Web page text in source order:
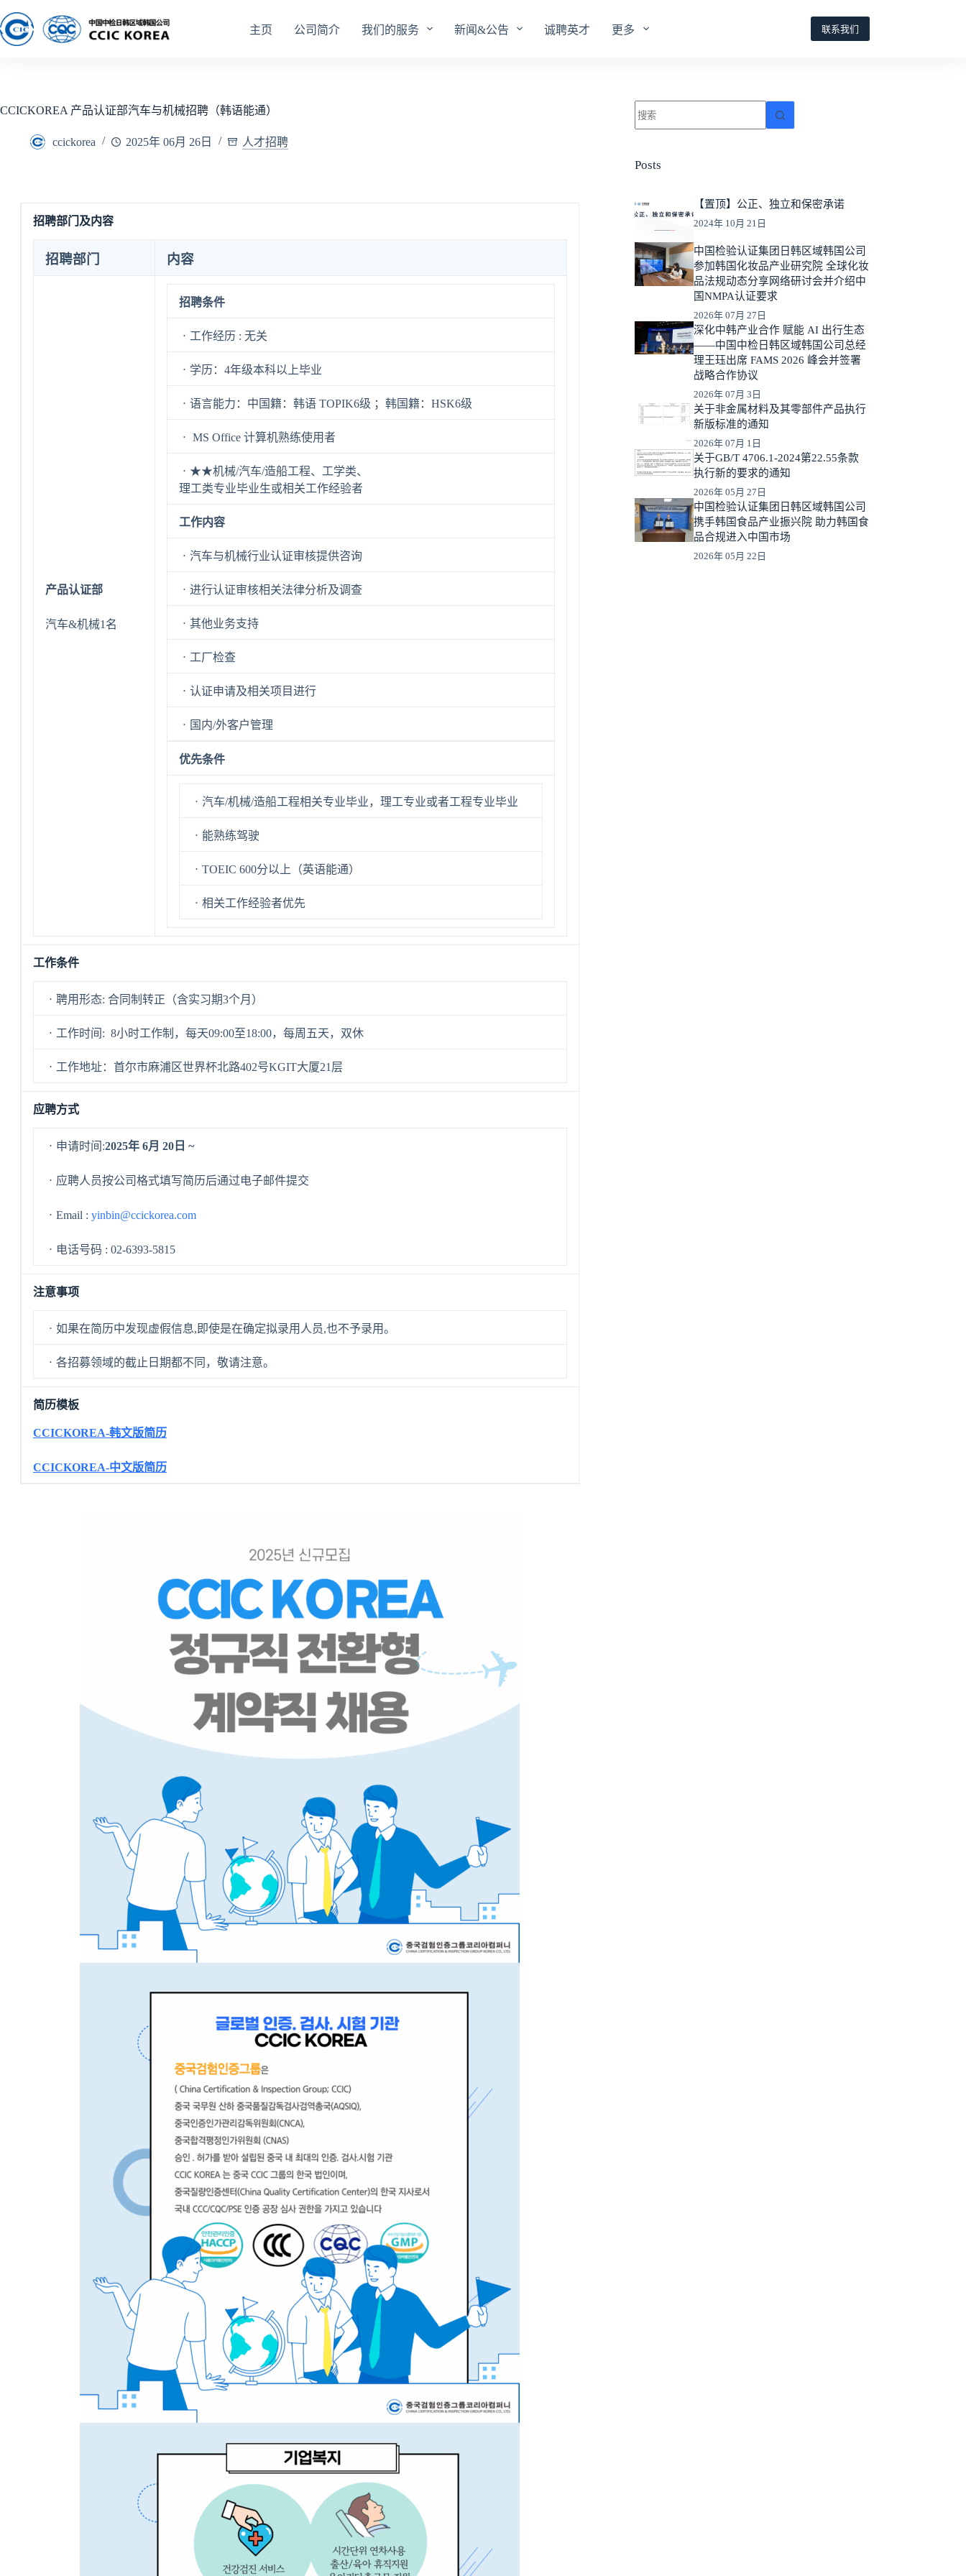
主页 公司简介 我们的服务 新闻&公告 诚聘英才 更多 联系我们
CCICKOREA 产品认证部汽车与机械招聘（韩语能通）
ccickorea 2025年 06月 26日 人才招聘
招聘部门及内容
招聘部门 内容
产品认证部
汽车&机械1名
招聘条件
ㆍ工作经历 : 无关
ㆍ学历：4年级本科以上毕业
ㆍ语言能力：中国籍：韩语 TOPIK6级 ；韩国籍：HSK6级
ㆍ MS Office 计算机熟练使用者
ㆍ★★机械/汽车/造船工程、工学类、
理工类专业毕业生或相关工作经验者
工作内容
ㆍ汽车与机械行业认证审核提供咨询
ㆍ进行认证审核相关法律分析及调查
ㆍ其他业务支持
ㆍ工厂检查
ㆍ认证申请及相关项目进行
ㆍ国内/外客户管理
优先条件
ㆍ汽车/机械/造船工程相关专业毕业，理工专业或者工程专业毕业
ㆍ能熟练驾驶
ㆍTOEIC 600分以上（英语能通）
ㆍ相关工作经验者优先
工作条件
ㆍ聘用形态: 合同制转正（含实习期3个月）
ㆍ工作时间: 8小时工作制，每天09:00至18:00，每周五天，双休
ㆍ工作地址：首尔市麻浦区世界杯北路402号KGIT大厦21层
应聘方式
ㆍ申请时间:2025年6月 20日 ~
ㆍ应聘人员按公司格式填写简历后通过电子邮件提交
ㆍEmail : yinbin@ccickorea.com
ㆍ电话号码 : 02-6393-5815
注意事项
ㆍ如果在简历中发现虚假信息,即使是在确定拟录用人员,也不予录用。
ㆍ各招募领域的截止日期都不同，敬请注意。
简历模板
CCICKOREA-韩文版简历
CCICKOREA-中文版简历
Posts
【置顶】公正、独立和保密承诺
2024年 10月 21日
中国检验认证集团日韩区域韩国公司
参加韩国化妆品产业研究院 全球化妆
品法规动态分享网络研讨会并介绍中
国NMPA认证要求
2026年 07月 27日
深化中韩产业合作 赋能 AI 出行生态
——中国中检日韩区域韩国公司总经
理王珏出席 FAMS 2026 峰会并签署
战略合作协议
2026年 07月 3日
关于非金属材料及其零部件产品执行
新版标准的通知
2026年 07月 1日
关于GB/T 4706.1-2024第22.55条款
执行新的要求的通知
2026年 05月 27日
中国检验认证集团日韩区域韩国公司
携手韩国食品产业振兴院 助力韩国食
品合规进入中国市场
2026年 05月 22日